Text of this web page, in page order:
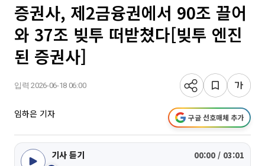
증권사, 제2금융권에서 90조 끌어
와 37조 빚투 떠받쳤다[빚투 엔진
된 증권사]
입력 2026-06-18 06:00
임하은 기자 구글 선호매체 추가
기사 듣기 00:00 / 03:01